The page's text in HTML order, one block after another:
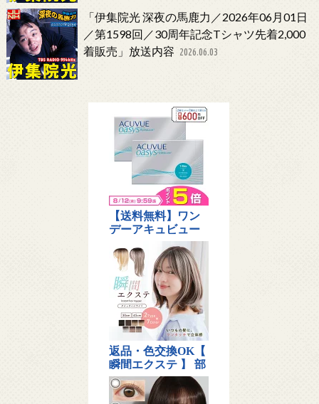
「伊集院光 深夜の馬鹿力／2026年06月01日
／第1598回／30周年記念Tシャツ先着2,000
着販売」放送内容 2026.06.03